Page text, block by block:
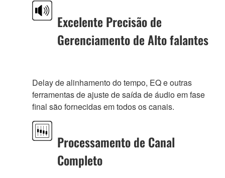
Excelente Precisão de
Gerenciamento de Alto falantes
Delay de alinhamento do tempo, EQ e outras
ferramentas de ajuste de saída de áudio em fase
final são fornecidas em todos os canais.
Processamento de Canal
Completo